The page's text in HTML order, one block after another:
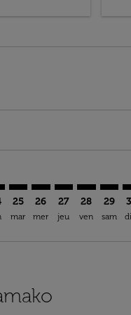
disclaimer.
offers-disclaimer.
view-offers-
cmp-view-offers-
cmp-view-
IST–BKO: cmp-view-
25
mar
IST–BKO: cmp-
26
mer
IST–BKO:
27
jeu
28
ven
29
sam